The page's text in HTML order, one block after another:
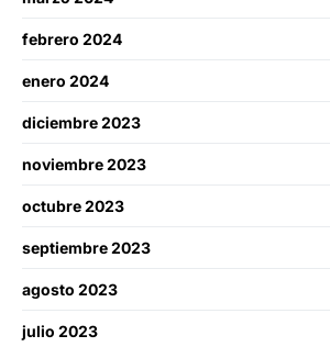
febrero 2024
enero 2024
diciembre 2023
noviembre 2023
octubre 2023
septiembre 2023
agosto 2023
julio 2023